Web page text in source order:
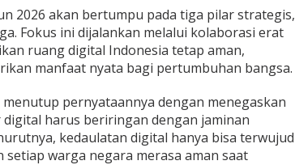
2026 akan bertumpu pada tiga pilar strategis,
Fokus ini dijalankan melalui kolaborasi erat
ruang digital Indonesia tetap aman,
manfaat nyata bagi pertumbuhan bangsa.
pernyataannya dengan menegaskan
harus beriringan dengan jaminan
kedaulatan digital hanya bisa terwujud
warga negara merasa aman saat